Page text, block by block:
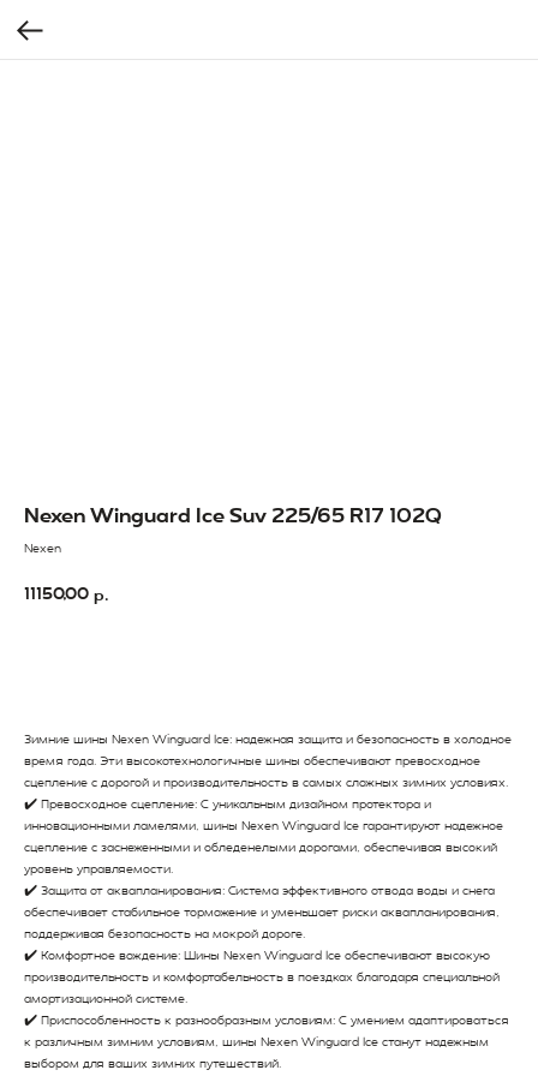
Nexen Winguard Ice Suv 225/65 R17 102Q
Nexen
11150,00 р.
Зимние шины Nexen Winguard Ice: надежная защита и безопасность в холодное
время года. Эти высокотехнологичные шины обеспечивают превосходное
сцепление с дорогой и производительность в самых сложных зимних условиях.
✔️ Превосходное сцепление: С уникальным дизайном протектора и
инновационными ламелями, шины Nexen Winguard Ice гарантируют надежное
сцепление с заснеженными и обледенелыми дорогами, обеспечивая высокий
уровень управляемости.
✔️ Защита от аквапланирования: Система эффективного отвода воды и снега
обеспечивает стабильное торможение и уменьшает риски аквапланирования,
поддерживая безопасность на мокрой дороге.
✔️ Комфортное вождение: Шины Nexen Winguard Ice обеспечивают высокую
производительность и комфортабельность в поездках благодаря специальной
амортизационной системе.
✔️ Приспособленность к разнообразным условиям: С умением адаптироваться
к различным зимним условиям, шины Nexen Winguard Ice станут надежным
выбором для ваших зимних путешествий.